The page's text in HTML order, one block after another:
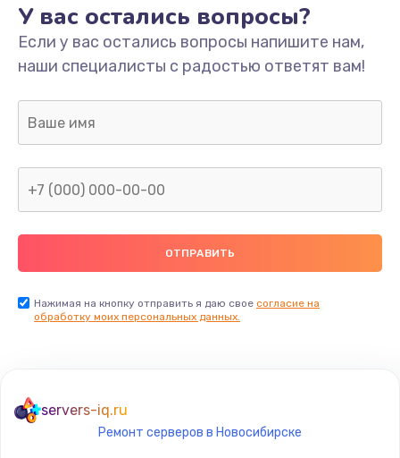
У вас остались вопросы?
Если у вас остались вопросы напишите нам,
наши специалисты с радостью ответят вам!
Нажимая на кнопку отправить я даю свое согласие на
обработку моих персональных данных.
servers-iq.ru
Ремонт серверов в Новосибирске